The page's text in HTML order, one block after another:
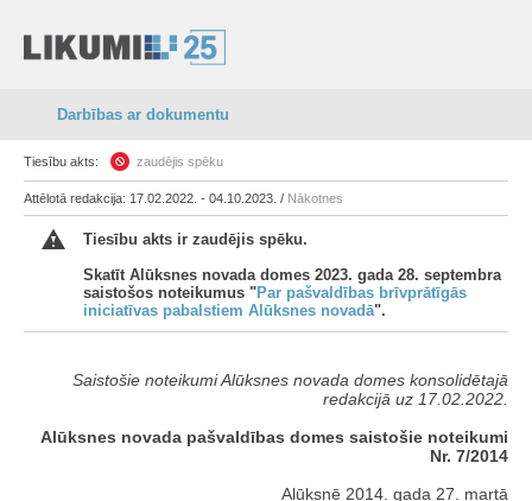
Darbības ar dokumentu
Tiesību akts: zaudējis spēku
Attēlotā redakcija: 17.02.2022. - 04.10.2023. / Nākotnes
Tiesību akts ir zaudējis spēku.
Skatīt Alūksnes novada domes 2023. gada 28. septembra
saistošos noteikumus "Par pašvaldības brīvprātīgās
iniciatīvas pabalstiem Alūksnes novadā".
Saistošie noteikumi Alūksnes novada domes konsolidētajā
redakcijā uz 17.02.2022.
Alūksnes novada pašvaldības domes saistošie noteikumi
Nr. 7/2014
Alūksnē 2014. gada 27. martā